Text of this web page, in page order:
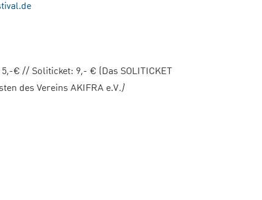
€ // Soliticket: 9,- € (Das SOLITICKET
des Vereins AKIFRA e.V.)